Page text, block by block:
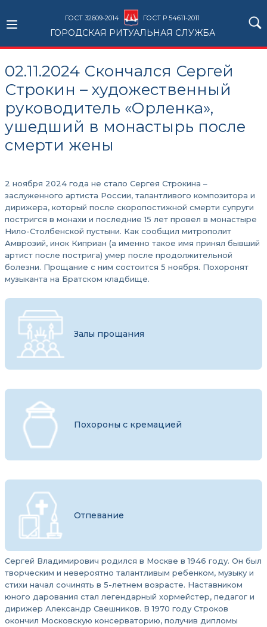
ГОСТ 32609-2014 ГОСТ Р 54611-2011
ГОРОДСКАЯ РИТУАЛЬНАЯ СЛУЖБА
02.11.2024 Скончался Сергей
Строкин – художественный
руководитель «Орленка»,
ушедший в монастырь после
смерти жены
2 ноября 2024 года не стало Сергея Строкина –
заслуженного артиста России, талантливого композитора и
дирижера, который после скоропостижной смерти супруги
постригся в монахи и последние 15 лет провел в монастыре
Нило-Столбенской пустыни. Как сообщил митрополит
Амврозий, инок Киприан (а именно такое имя принял бывший
артист после пострига) умер после продолжительной
болезни. Прощание с ним состоится 5 ноября. Похоронят
музыканта на Братском кладбище.
Залы прощания
Похороны с кремацией
Отпевание
Сергей Владимирович родился в Москве в 1946 году. Он был
творческим и невероятно талантливым ребенком, музыку и
стихи начал сочинять в 5-летнем возрасте. Наставником
юного дарования стал легендарный хормейстер, педагог и
дирижер Александр Свешников. В 1970 году Строков
окончил Московскую консерваторию, получив дипломы